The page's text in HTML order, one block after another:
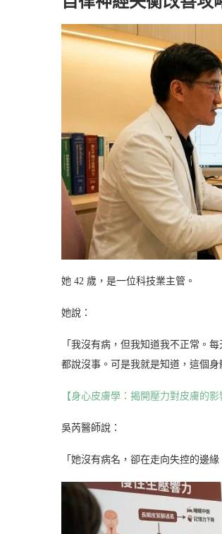
她 42 歲，是一位科技業主管。
她說：
「我沒有病，但我知道我不正常。
都說沒事。可是我就是知道，這個身
【身心皮膚學：揭開壓力對皮膚的影
吳芮醫師說：
「她沒有病名，卻在走向失控的邊